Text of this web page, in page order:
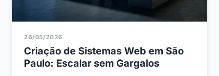
26/05/2026
Criação de Sistemas Web em São
Paulo: Escalar sem Gargalos